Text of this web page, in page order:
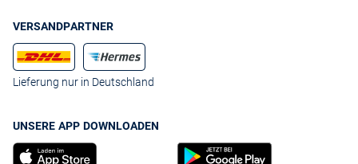
sich sehr gut zu Kurzblazern tragen.
Streifenmuster verleiht Business-Outfits eine frische
Note. Ein Blick auf unsere
Für legere Looks empfehlen wir
So einfach shoppen Sie Bundfaltenhosen Damen bei VAN
GRAAF
VERSANDPARTNER
Lieferung nur in Deutschland
UNSERE APP DOWNLOADEN